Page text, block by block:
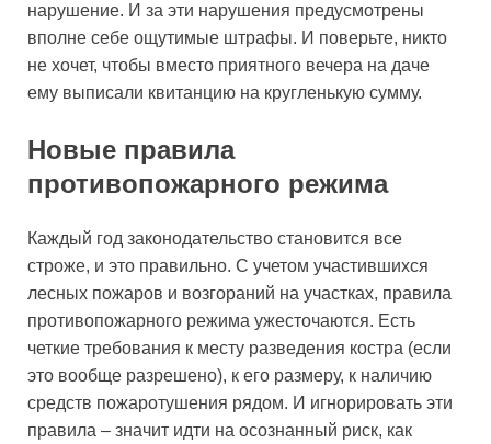
нарушение. И за эти нарушения предусмотрены
вполне себе ощутимые штрафы. И поверьте, никто
не хочет, чтобы вместо приятного вечера на даче
ему выписали квитанцию на кругленькую сумму.
Новые правила
противопожарного режима
Каждый год законодательство становится все
строже, и это правильно. С учетом участившихся
лесных пожаров и возгораний на участках, правила
противопожарного режима ужесточаются. Есть
четкие требования к месту разведения костра (если
это вообще разрешено), к его размеру, к наличию
средств пожаротушения рядом. И игнорировать эти
правила – значит идти на осознанный риск, как